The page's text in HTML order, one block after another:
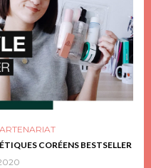
CORÉENS BESTSELLER